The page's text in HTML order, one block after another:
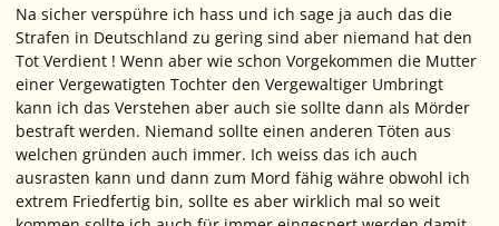
Na sicher verspühre ich hass und ich sage ja auch das die
Strafen in Deutschland zu gering sind aber niemand hat den
Tot Verdient ! Wenn aber wie schon Vorgekommen die Mutter
einer Vergewatigten Tochter den Vergewaltiger Umbringt
kann ich das Verstehen aber auch sie sollte dann als Mörder
bestraft werden. Niemand sollte einen anderen Töten aus
welchen gründen auch immer. Ich weiss das ich auch
ausrasten kann und dann zum Mord fähig währe obwohl ich
extrem Friedfertig bin, sollte es aber wirklich mal so weit